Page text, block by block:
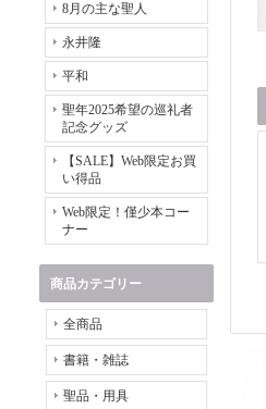
8月の主な聖人
永井隆
平和
聖年2025希望の巡礼者
記念グッズ
【SALE】Web限定お買
い得品
Web限定！僅少本コー
ナー
商品カテゴリー
全商品
書籍・雑誌
聖品・用具